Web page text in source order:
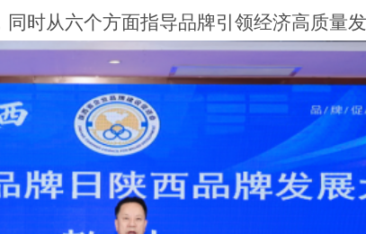
时从六个方面指导品牌引领经济高质量发